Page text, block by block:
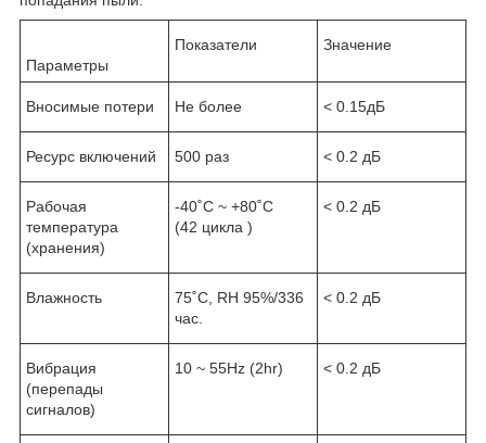
Параметры
Показатели Значение
Вносимые потери Не более < 0.15дБ
Ресурс включений 500 раз < 0.2 дБ
Рабочая
температура
(хранения)
-40˚C ~ +80˚C
(42 цикла )
< 0.2 дБ
Влажность
75˚C, RH 95%/336
час.
< 0.2 дБ
Вибрация
(перепады
сигналов)
10 ~ 55Hz (2hr) < 0.2 дБ